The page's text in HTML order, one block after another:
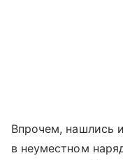
Впрочем, нашлись
в неуместном